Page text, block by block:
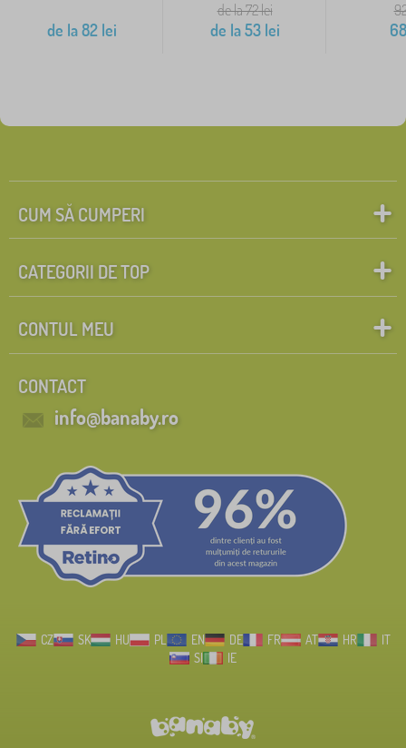
de la82lei
de la 72lei
de la53lei 68
CUM SĂ CUMPERI
CATEGORII DE TOP
CONTUL MEU
CONTACT
info@banaby.ro
CZ SK HU PL EN DE FR AT HR
IT
SI
IE